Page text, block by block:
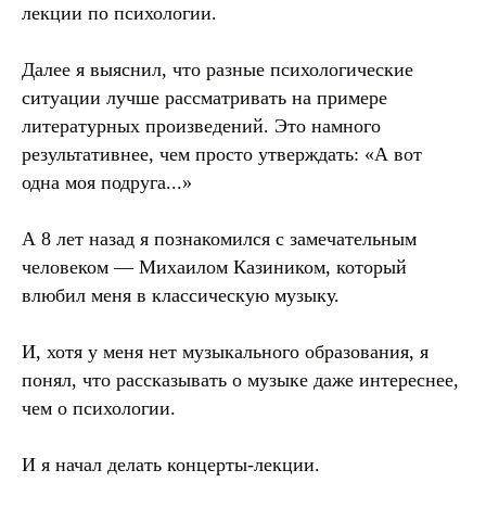
лекции по психологии.
Далее я выяснил, что разные психологические
ситуации лучше рассматривать на примере
литературных произведений. Это намного
результативнее, чем просто утверждать: «А вот
одна моя подруга...»
А 8 лет назад я познакомился с замечательным
человеком — Михаилом Казиником, который
влюбил меня в классическую музыку.
И, хотя у меня нет музыкального образования, я
понял, что рассказывать о музыке даже интереснее,
чем о психологии.
И я начал делать концерты-лекции.